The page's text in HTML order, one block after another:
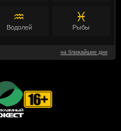
♒
Водолей
♓
Рыбы
на ближайшие дни